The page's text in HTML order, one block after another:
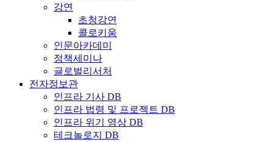
강연
초청강연
콜로키움
인문아카데미
정책세미나
글로벌리서처
전자정보관
인프라 기사 DB
인프라 법령 및 프로젝트 DB
인프라 위기 영상 DB
테크놀로지 DB